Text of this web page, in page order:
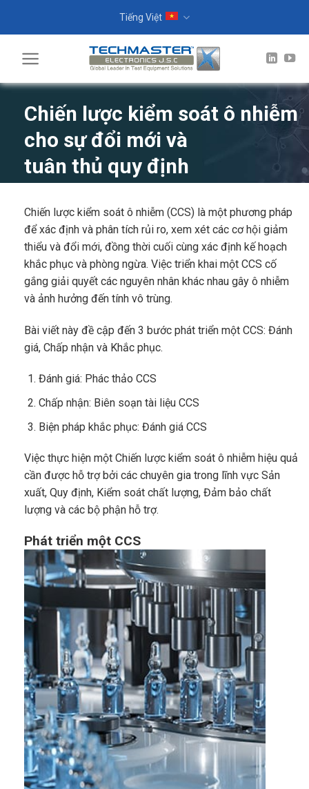
Tiếng Việt
Chiến lược kiểm soát ô nhiễm
cho sự đổi mới và
tuân thủ quy định
Chiến lược kiểm soát ô nhiễm (CCS) là một phương pháp
để xác định và phân tích rủi ro, xem xét các cơ hội giảm
thiểu và đổi mới, đồng thời cuối cùng xác định kế hoạch
khắc phục và phòng ngừa. Việc triển khai một CCS cố
gắng giải quyết các nguyên nhân khác nhau gây ô nhiễm
và ảnh hưởng đến tính vô trùng.
Bài viết này đề cập đến 3 bước phát triển một CCS: Đánh
giá, Chấp nhận và Khắc phục.
Đánh giá: Phác thảo CCS
Chấp nhận: Biên soạn tài liệu CCS
Biện pháp khắc phục: Đánh giá CCS
Việc thực hiện một Chiến lược kiểm soát ô nhiễm hiệu quả
cần được hỗ trợ bởi các chuyên gia trong lĩnh vực Sản
xuất, Quy định, Kiểm soát chất lượng, Đảm bảo chất
lượng và các bộ phận hỗ trợ.
Phát triển một CCS